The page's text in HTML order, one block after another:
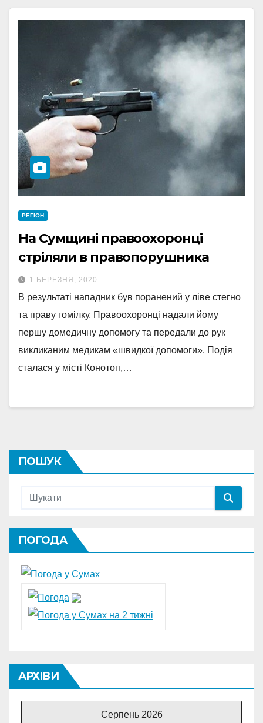
РЕГІОН
На Сумщині правоохоронці
стріляли в правопорушника
1 БЕРЕЗНЯ, 2020
В результаті нападник був поранений у ліве стегно
та праву гомілку. Правоохоронці надали йому
першу домедичну допомогу та передали до рук
викликаним медикам «швидкої допомоги». Подія
сталася у місті Конотоп,…
ПОШУК
ПОГОДА
АРХІВИ
Серпень 2026